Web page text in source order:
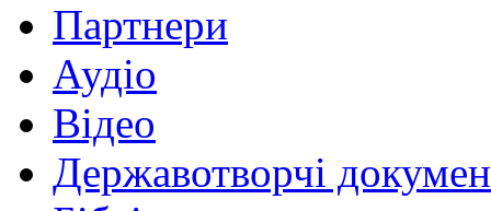
Партнери
Аудіо
Відео
Державотворчі